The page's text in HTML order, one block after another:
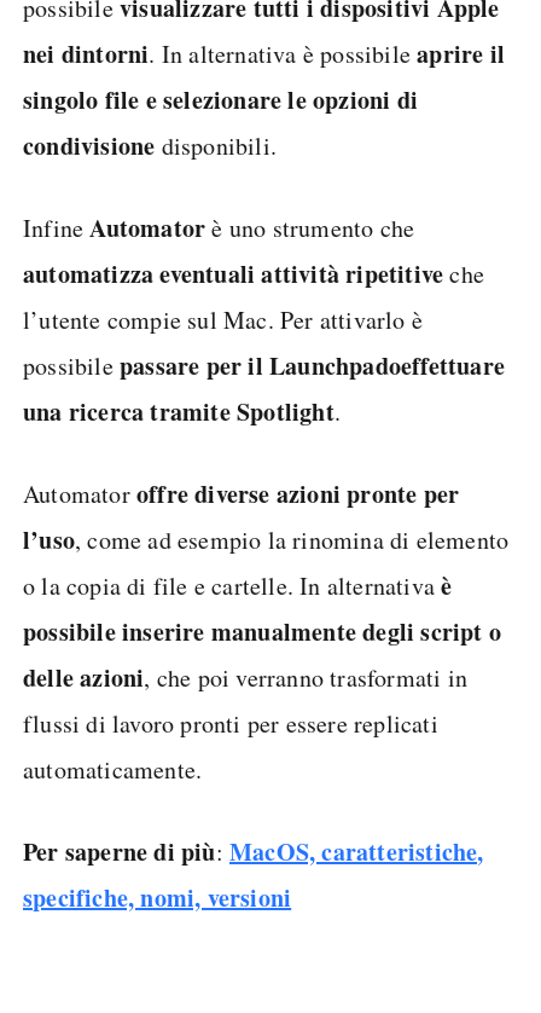
possibilevisualizzare tutti i dispositivi Apple
nei dintorni. In alternativa è possibileaprire il
singolo file e selezionare le opzioni di
condivisione disponibili.
InfineAutomatorè uno strumento che
automatizza eventuali attività ripetitiveche
l’utente compie sul Mac. Per attivarlo è
possibilepassare per il Launchpadoeffettuare
una ricerca tramite Spotlight.
Automatoroffre diverse azioni pronte per
l’uso, come ad esempio la rinomina di elemento
o la copia di file e cartelle. In alternativaè
possibile inserire manualmente degli script o
delle azioni, che poi verranno trasformati in
flussi di lavoro pronti per essere replicati
automaticamente.
Per saperne di più:MacOS, caratteristiche,
specifiche, nomi, versioni